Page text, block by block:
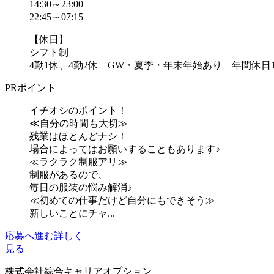
14:30～23:00
22:45～07:15
【休日】
シフト制
4勤1休、4勤2休 GW・夏季・年末年始あり 年間休日
PRポイント
イチオシのポイント！
≪自分の時間も大切≫
残業はほとんどナシ！
場合によってはお願いすることもあります♪
≪ラクラク制服アリ≫
制服があるので、
毎日の服装の悩み解消♪
≪初めての仕事だけど自分にもできそう≫
新しいことにチャ...
応募へ進む詳しく
見る
株式会社綜合キャリアオプション